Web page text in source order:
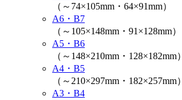
（～74×105mm・64×91mm）
A6・B7
（～105×148mm・91×128mm）
A5・B6
（～148×210mm・128×182mm）
A4・B5
（～210×297mm・182×257mm）
A3・B4